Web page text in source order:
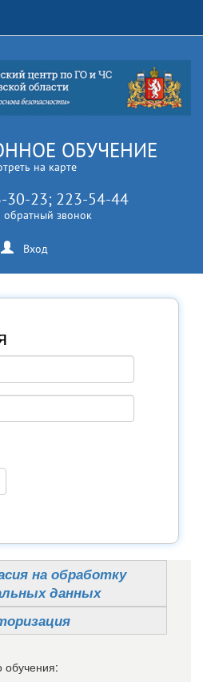
ОБУЧЕНИЕ
на карте
30-23; 223-54-44
обратный звонок
Вход
на обработку
данных
обучения: